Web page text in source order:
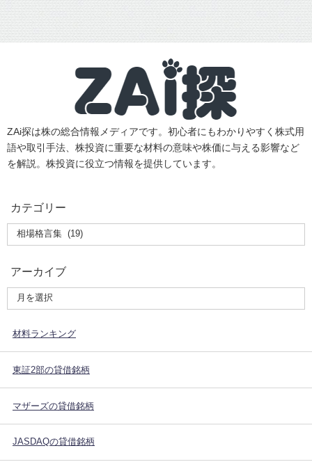
ZAi探は株の総合情報メディアです。初心者にもわかりやすく株式用
語や取引手法、株投資に重要な材料の意味や株価に与える影響など
を解説。株投資に役立つ情報を提供しています。
カテゴリー
アーカイブ
材料ランキング
東証2部の貸借銘柄
マザーズの貸借銘柄
JASDAQの貸借銘柄